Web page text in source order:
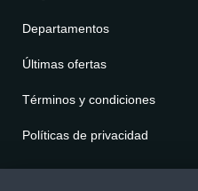
Departamentos
Últimas ofertas
Términos y condiciones
Políticas de privacidad